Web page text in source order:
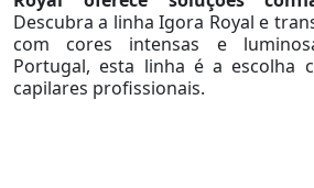
Descubra a linha Igora Royal e
com cores intensas e
Portugal, esta linha é a escolha
capilares profissionais.